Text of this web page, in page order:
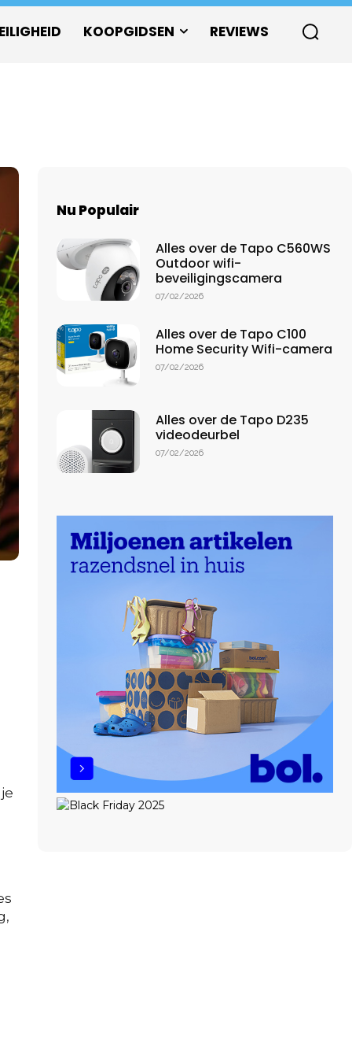
KOOPGIDSEN REVIEWS
Nu Populair
Alles over de Tapo C560WS
Outdoor wifi-
beveiligingscamera
07/02/2026
Alles over de Tapo C100
Home Security Wifi-camera
07/02/2026
Alles over de Tapo D235
videodeurbel
07/02/2026